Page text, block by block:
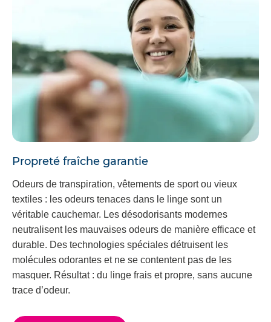
Propreté fraîche garantie
Odeurs de transpiration, vêtements de sport ou vieux
textiles : les odeurs tenaces dans le linge sont un
véritable cauchemar. Les désodorisants modernes
neutralisent les mauvaises odeurs de manière efficace et
durable. Des technologies spéciales détruisent les
molécules odorantes et ne se contentent pas de les
masquer. Résultat : du linge frais et propre, sans aucune
trace d’odeur.